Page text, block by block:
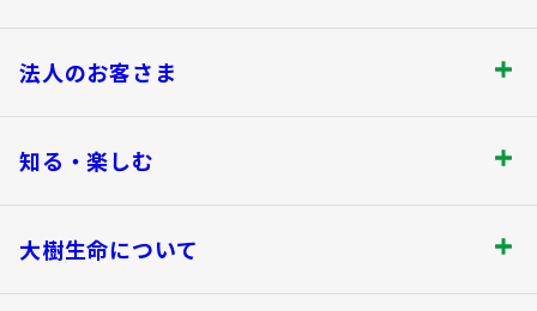
お手続きのご案内
保険金・給付金のお支払いについて
契約内容の確認・変更
書類の再発行
満期保険金などのご請求
資金の引出し
保険をご検討のお客さま トップ
商品を選ぶ
探してみよう！あなたにぴったりな保険
生命保険商品一覧
損害保険商品
法人のお客さま
法人のお客さま トップ
各都道府県中小企業団体中央会の会員の
皆さま
知る・楽しむ
知る・楽しむ トップ
大樹生命について